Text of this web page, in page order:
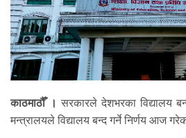
काठमाठौँ । सरकारले देशभरका विद्यालय
मन्त्रालयले विद्यालय बन्द गर्ने निर्णय आज